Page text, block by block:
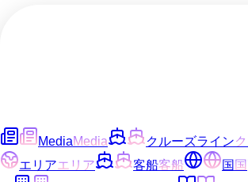
MediaMedia クルーズライン
エリアエリア 客船客船 国国